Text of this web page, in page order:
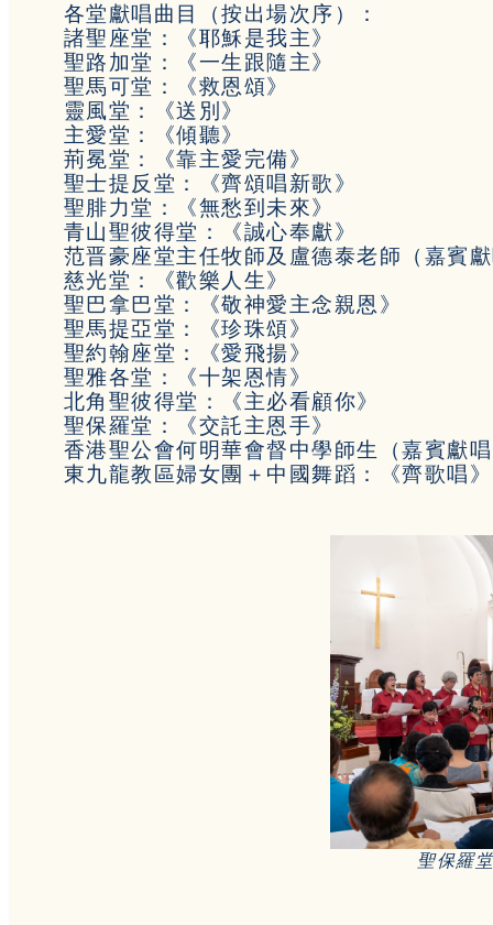
各堂獻唱曲目（按出場次序）：
諸聖座堂：《耶穌是我主》
聖路加堂：《一生跟隨主》
聖馬可堂：《救恩頌》
靈風堂：《送別》
主愛堂：《傾聽》
荊冕堂：《靠主愛完備》
聖士提反堂：《齊頌唱新歌》
聖腓力堂：《無愁到未來》
青山聖彼得堂：《誠心奉獻》
范晋豪座堂主任牧師及盧德泰老師（嘉賓
慈光堂：《歡樂人生》
聖巴拿巴堂：《敬神愛主念親恩》
聖馬提亞堂：《珍珠頌》
聖約翰座堂：《愛飛揚》
聖雅各堂：《十架恩情》
北角聖彼得堂：《主必看顧你》
聖保羅堂：《交託主恩手》
香港聖公會何明華會督中學師生（嘉賓獻
東九龍教區婦女團＋中國舞蹈：《齊歌唱》
聖保羅